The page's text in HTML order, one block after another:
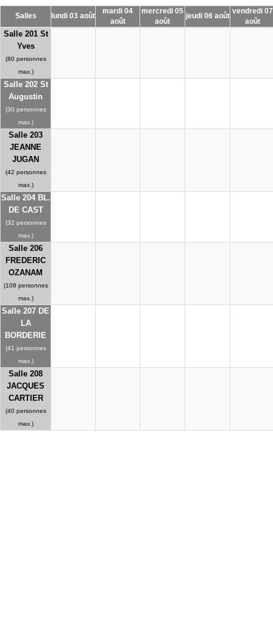
Salles lundi 03 août
mardi 04
août
mercredi 05
août
jeudi 06 août
vendredi 07
août
Salle 201 St
Yves
(80 personnes
max.)
Salle 202 St
Augustin
(30 personnes
max.)
Salle 203
JEANNE
JUGAN
(42 personnes
max.)
Salle 204 BL.
DE CAST
(32 personnes
max.)
Salle 206
FREDERIC
OZANAM
(108 personnes
max.)
Salle 207 DE
LA
BORDERIE
(41 personnes
max.)
Salle 208
JACQUES
CARTIER
(40 personnes
max.)